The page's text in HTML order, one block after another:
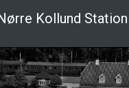
Kollund Station